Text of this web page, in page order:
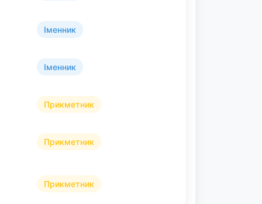
Іменник
Іменник
Прикметник
Прикметник
Прикметник